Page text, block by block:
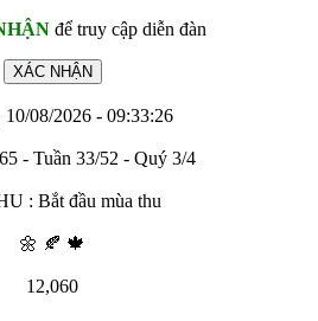
để truy cập diễn đàn
08/2026 - 09:33:26
- Tuần 33/52 - Quý 3/4
: Bắt đầu mùa thu
🌼 🍂 🍁
12,060